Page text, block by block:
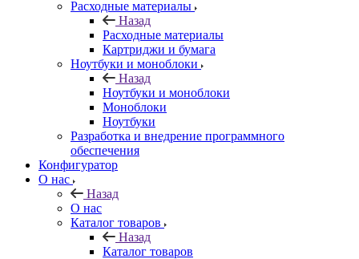
Расходные материалы
Назад
Расходные материалы
Картриджи и бумага
Ноутбуки и моноблоки
Назад
Ноутбуки и моноблоки
Моноблоки
Ноутбуки
Разработка и внедрение программного
обеспечения
Конфигуратор
О нас
Назад
О нас
Каталог товаров
Назад
Каталог товаров